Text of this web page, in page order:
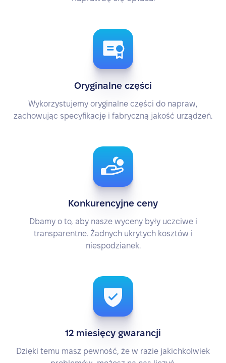
Oryginalne części
Wykorzystujemy oryginalne części do napraw,
zachowując specyfikację i fabryczną jakość urządzeń.
Konkurencyjne ceny
Dbamy o to, aby nasze wyceny były uczciwe i
transparentne. Żadnych ukrytych kosztów i
niespodzianek.
12 miesięcy gwarancji
Dzięki temu masz pewność, że w razie jakichkolwiek